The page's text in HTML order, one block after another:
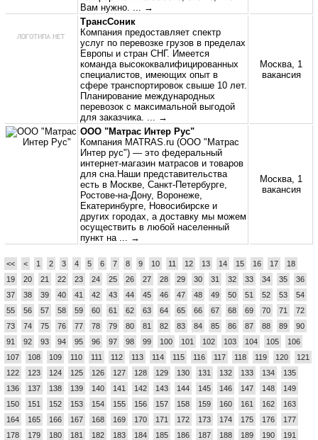
Вам нужно.
... →
ТрансСоник
Компания предоставляет спектр
услуг по перевозке грузов в пределах
Европы и стран СНГ. Имеется
команда высококвалифицированных
специалистов, имеющих опыт в
сфере транспортировок свыше 10 лет.
Планирование международных
перевозок с максимальной выгодой
для заказчика.
... →
Москва, 1
вакансия
ООО "Матрас Интер Рус"
Компания MATRAS.ru (ООО "Матрас
Интер рус") — это федеральный
интернет-магазин матрасов и товаров
для сна.Наши представительства
есть в Москве, Санкт-Петербурге,
Ростове-на-Дону, Воронеже,
Екатеринбурге, Новосибирске и
других городах, а доставку мы можем
осуществить в любой населенный
пункт на
... →
Москва, 1
вакансия
<< < 1 2 3 4 5 6 7 8 9 10 11 12 13 14 15 16 17
18
19
20 21 22 23 24 25 26 27 28 29 30 31 32 33 34 35
36
37
38 39 40 41 42 43 44 45 46 47 48 49 50 51 52 53
54
55
56 57 58 59 60 61 62 63 64 65 66 67 68 69 70 71
72
73
74 75 76 77 78 79 80 81 82 83 84 85 86 87 88 89
90
91
92 93 94 95 96 97 98 99 100 101 102 103 104 105
106
107
108 109 110 111 112 113 114 115 116 117 118 119 120
121
122
123 124 125 126 127 128 129 130 131 132 133 134
135
136
137 138 139 140 141 142 143 144 145 146 147 148
149
150
151 152 153 154 155 156 157 158 159 160 161 162
163
164
165 166 167 168 169 170 171 172 173 174 175 176
177
178
179 180 181 182 183 184 185 186 187 188 189 190
191